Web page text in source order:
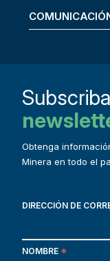
Obtenga
Minera en todo el
DIRECCIÓN DE
NOMBRE *